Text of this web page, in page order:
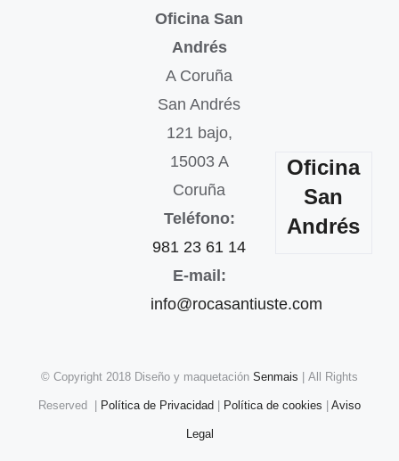
Oficina San
Andrés
A Coruña
San Andrés
121 bajo,
15003 A
Coruña
Teléfono:
981 23 61 14
E-mail:
info@rocasantiuste.com
Oficina
San
Andrés
© Copyright 2018 Diseño y maquetación Senmais | All Rights
Reserved | Política de Privacidad Política de cookies Aviso
Legal